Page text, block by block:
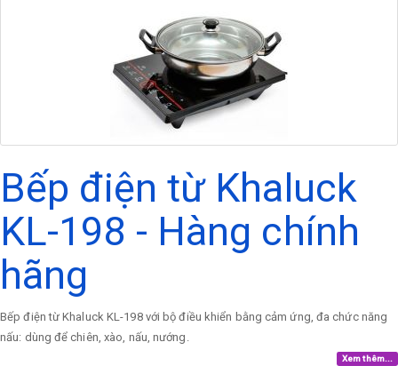
Bếp điện từ Khaluck
KL-198 - Hàng chính
hãng
Bếp điện từ Khaluck KL-198 với bộ điều khiển bằng cảm ứng, đa chức năng
nấu: dùng để chiên, xào, nấu, nướng.
Xem thêm...